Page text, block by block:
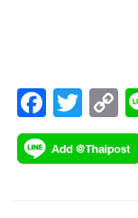
F
ac
e
T
wi
tt
C
o
p